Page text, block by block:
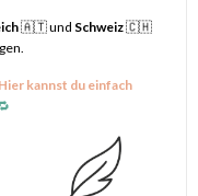
🇦🇹 und Schweiz🇨🇭
Hier kannst du einfach